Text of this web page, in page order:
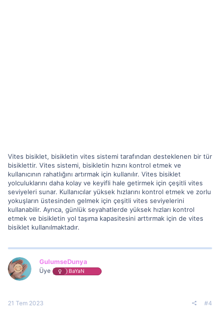
Vites bisiklet, bisikletin vites sistemi tarafından desteklenen bir tür
bisiklettir. Vites sistemi, bisikletin hızını kontrol etmek ve
kullanıcının rahatlığını artırmak için kullanılır. Vites bisiklet
yolculuklarını daha kolay ve keyifli hale getirmek için çeşitli vites
seviyeleri sunar. Kullanıcılar yüksek hızlarını kontrol etmek ve zorlu
yokuşların üstesinden gelmek için çeşitli vites seviyelerini
kullanabilir. Ayrıca, günlük seyahatlerde yüksek hızları kontrol
etmek ve bisikletin yol taşıma kapasitesini arttırmak için de vites
bisiklet kullanılmaktadır.
GulumseDunya
Üye BaYaN
21 Tem 2023 #4